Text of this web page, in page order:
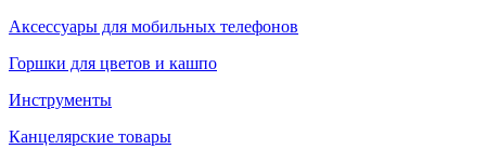
Аксессуары для мобильных телефонов
Горшки для цветов и кашпо
Инструменты
Канцелярские товары